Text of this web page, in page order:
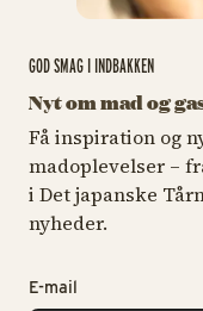
GOD SMAG I INDBAKKEN
Nyt om mad og
Få inspiration og
madoplevelser –
i Det japanske
nyheder.
E-mail